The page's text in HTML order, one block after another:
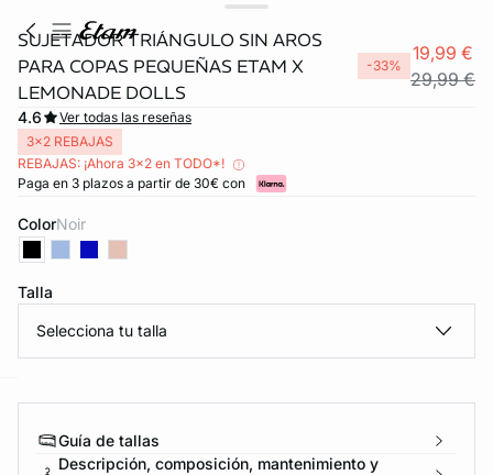
INVISIBLE
SUJETADOR TRIÁNGULO SIN AROS
PARA COPAS PEQUEÑAS ETAM X
LEMONADE DOLLS
-33%
19,99 €
29,99 €
4.6
Ver todas las reseñas
3x2 REBAJAS
REBAJAS: ¡Ahora 3x2 en TODO*!
Paga en 3 plazos a partir de 30€ con
Color noir
Talla
Selecciona tu talla
Guía de tallas
Descripción, composición, mantenimiento y